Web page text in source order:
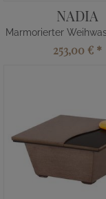
NADIA
Marmorierter
253,00 € *